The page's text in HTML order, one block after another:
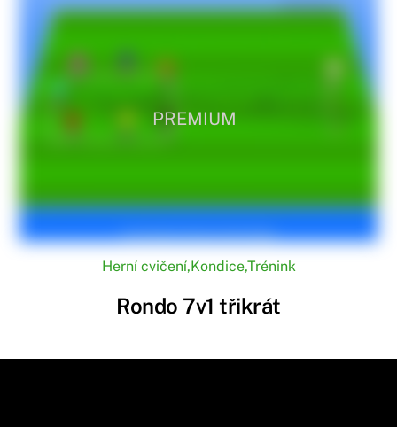
PREMIUM
Herní cvičení,Kondice,Trénink
Rondo 7v1 třikrát